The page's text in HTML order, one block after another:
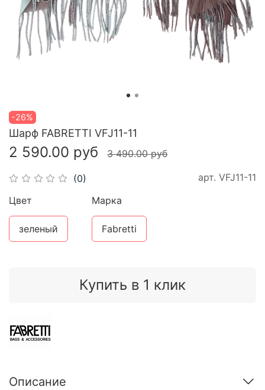
-26%
(0) арт. VFJ11-11
Шарф FABRETTI VFJ11-11
2 590.00 руб 3 490.00 руб
Купить в 1 клик
Цвет
зеленый
Марка
Fabretti
Описание